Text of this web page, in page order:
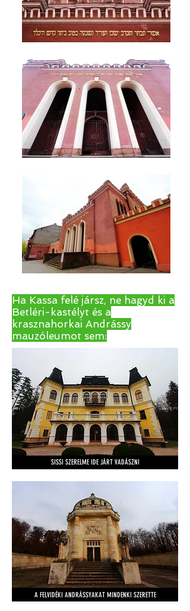
Ha Kassa felé jársz, ne hagyd ki a
Betléri-kastélyt és a
krasznahorkai Andrássy
mauzóleumot sem:
SISSI SZERELME IDE JÁRT VADÁSZNI
A FELVIDÉKI ANDRÁSSYAKAT MINDENKI SZERETTE